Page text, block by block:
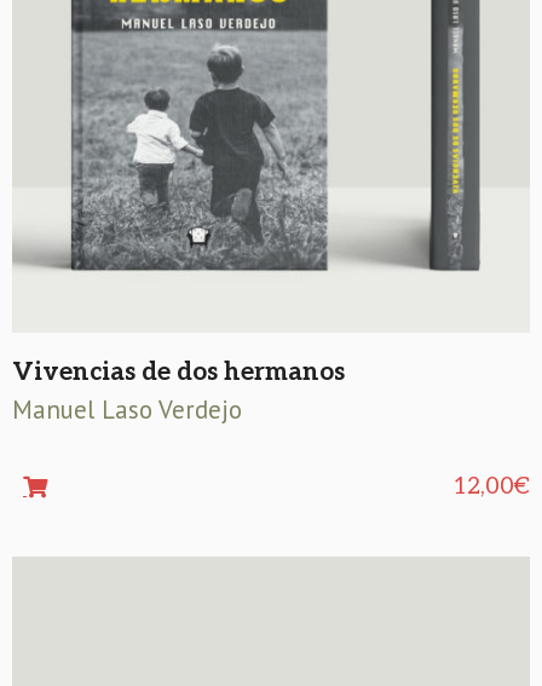
Vivencias de dos hermanos
Manuel Laso Verdejo
12,00€